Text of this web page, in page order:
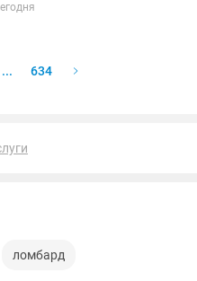
Поддерживает все
... 634
ломбард